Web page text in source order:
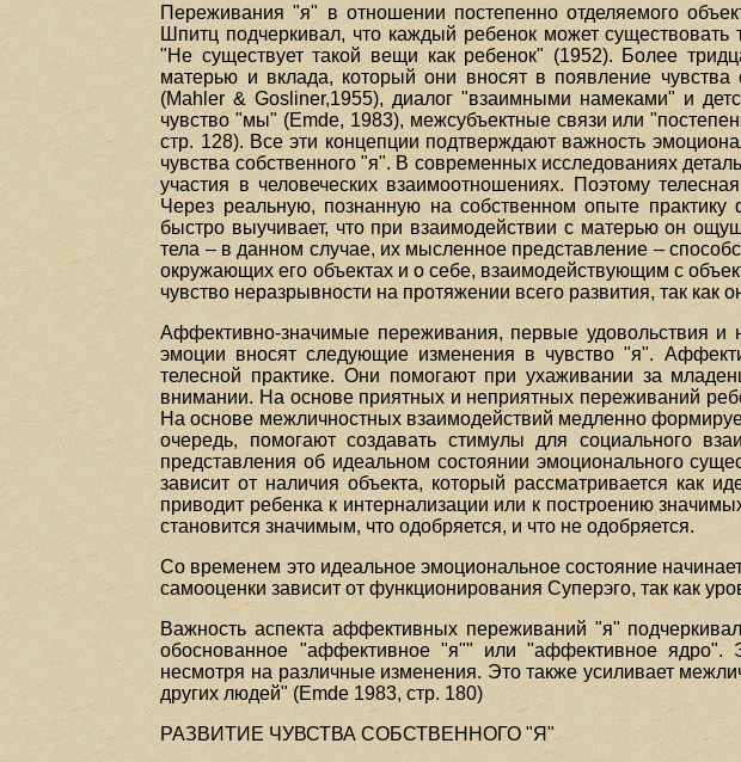
Переживания "я" в отношении постепенно отделяемого
Шпитц подчеркивал, что каждый ребенок может
"Не существует такой вещи как ребенок" (1952). Более
матерью и вклада, который они вносят в появление чувства
(Mahler & Gosliner,1955), диалог "взаимными намеками" и
чувство "мы" (Emde, 1983), межсубъектные связи или
стр. 128). Все эти концепции подтверждают важность
чувства собственного "я". В современных исследованиях
участия в человеческих взаимоотношениях. Поэтому
Через реальную, познанную на собственном опыте
быстро выучивает, что при взаимодействии с матерью он
тела – в данном случае, их мысленное представление –
окружающих его объектах и о себе, взаимодействующим с
чувство неразрывности на протяжении всего развития, так
Аффективно-значимые переживания, первые удовольствия и
эмоции вносят следующие изменения в чувство "я".
телесной практике. Они помогают при ухаживании за
внимании. На основе приятных и неприятных переживаний
На основе межличностных взаимодействий медленно
очередь, помогают создавать стимулы для социального
представления об идеальном состоянии эмоционального
зависит от наличия объекта, который рассматривается как
приводит ребенка к интернализации или к построению
становится значимым, что одобряется, и что не одобряется.
Со временем это идеальное эмоциональное состояние
самооценки зависит от функционирования Суперэго, так как
Важность аспекта аффективных переживаний "я"
обоснованное "аффективное "я"" или "аффективное ядро".
несмотря на различные изменения. Это также усиливает
других людей" (Emde 1983, стр. 180)
РАЗВИТИЕ ЧУВСТВА СОБСТВЕННОГО "Я"